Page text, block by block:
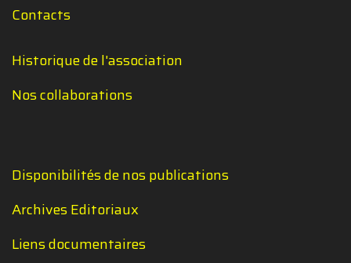
Contacts
Historique de l'association
Nos collaborations
Disponibilités de nos publications
Archives Editoriaux
Liens documentaires